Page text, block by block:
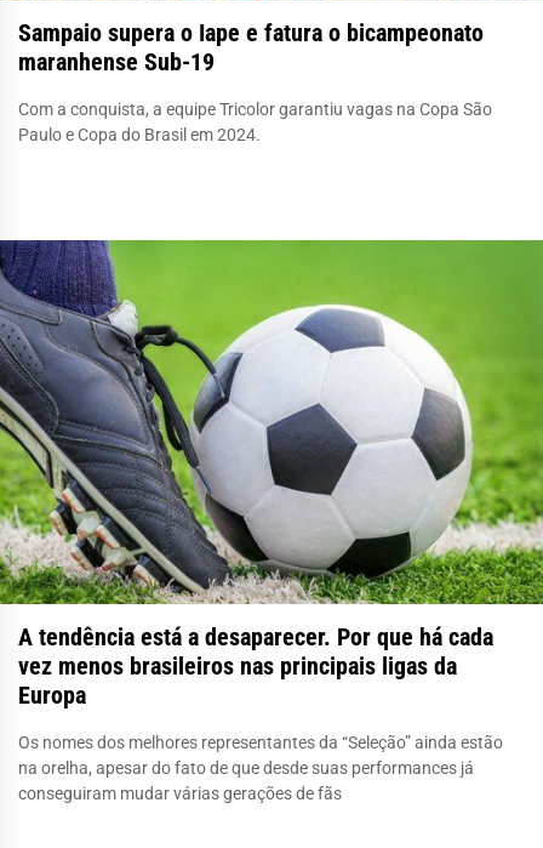
Sampaio supera o Iape e fatura o bicampeonato
maranhense Sub-19
Com a conquista, a equipe Tricolor garantiu vagas na Copa São
Paulo e Copa do Brasil em 2024.
A tendência está a desaparecer. Por que há cada
vez menos brasileiros nas principais ligas da
Europa
Os nomes dos melhores representantes da “Seleção” ainda estão
na orelha, apesar do fato de que desde suas performances já
conseguiram mudar várias gerações de fãs